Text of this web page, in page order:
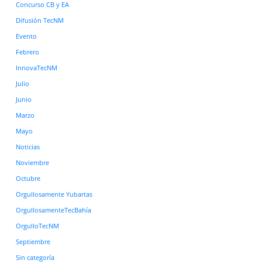
Concurso CB y EA
Difusión TecNM
Evento
Febrero
InnovaTecNM
Julio
Junio
Marzo
Mayo
Noticias
Noviembre
Octubre
Orgullosamente Yubartas
OrgullosamenteTecBahía
OrgulloTecNM
Septiembre
Sin categoría